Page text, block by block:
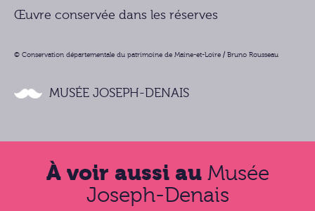
Œuvre conservée dans les réserves
© Conservation départementale du patrimoine de Maine-et-Loire / Bruno Rousseau
MUSÉE JOSEPH-DENAIS
À voir aussi au Musée
Joseph-Denais